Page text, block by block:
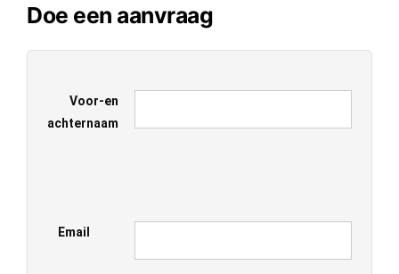
Doe een aanvraag
Voor-en
achternaam
Email